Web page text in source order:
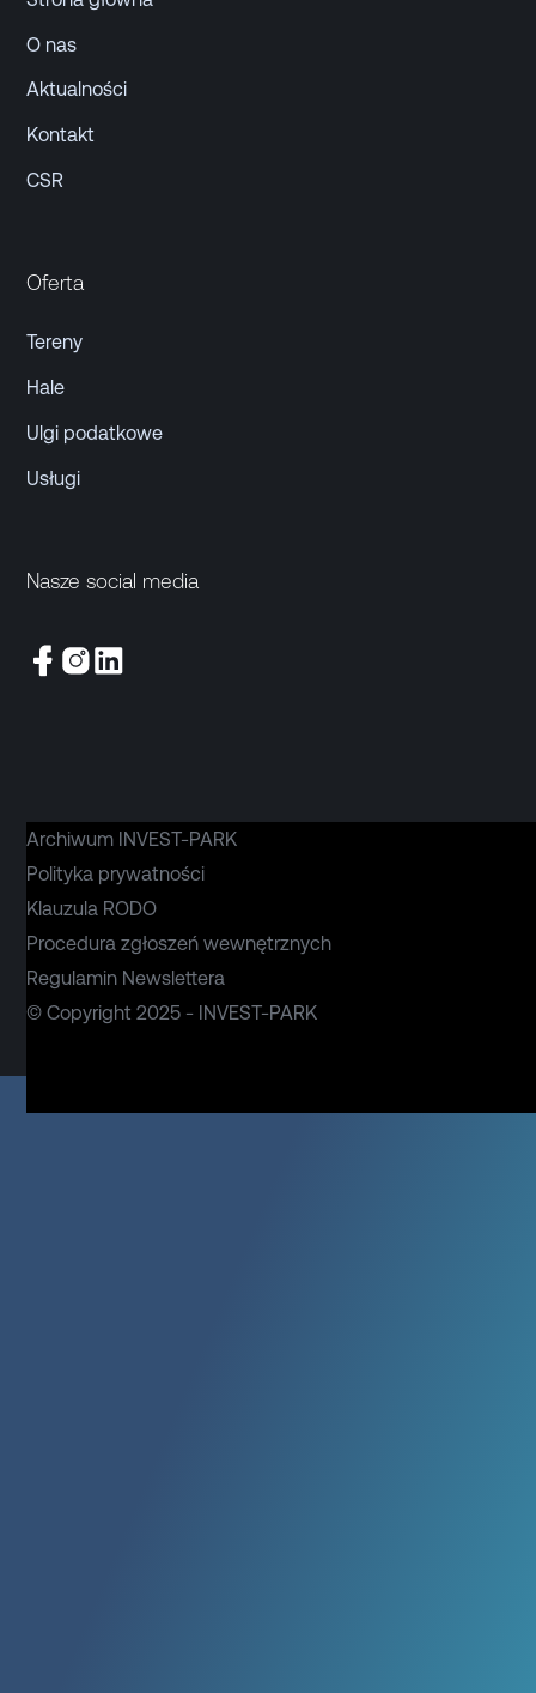
O nas
Aktualności
Kontakt
CSR
Oferta
Tereny
Hale
Ulgi podatkowe
Usługi
Nasze social media
© Copyright 2025 - INVEST-PARK
Archiwum INVEST-PARK
Polityka prywatności
Klauzula RODO
Procedura zgłoszeń wewnętrznych
Regulamin Newslettera